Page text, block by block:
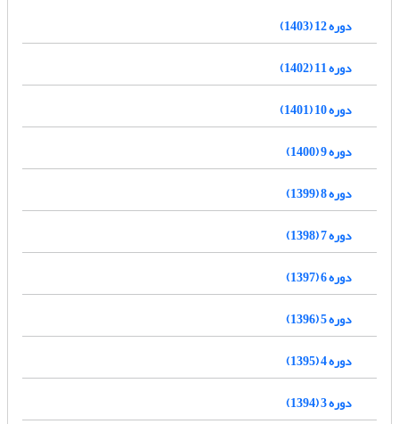
دوره 12 (1403)
دوره 11 (1402)
دوره 10 (1401)
دوره 9 (1400)
دوره 8 (1399)
دوره 7 (1398)
دوره 6 (1397)
دوره 5 (1396)
دوره 4 (1395)
دوره 3 (1394)